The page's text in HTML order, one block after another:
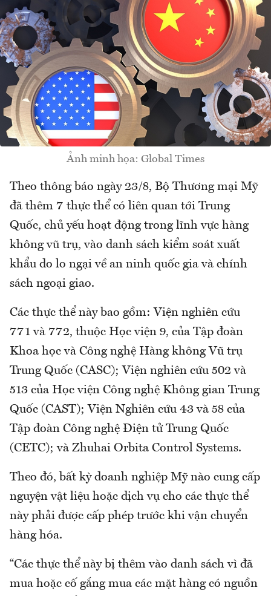
Ảnh minh họa: Global Times
Theo thông báo ngày 23/8, Bộ Thương mại Mỹ
đã thêm 7 thực thể có liên quan tới Trung
Quốc, chủ yếu hoạt động trong lĩnh vực hàng
không vũ trụ, vào danh sách kiểm soát xuất
khẩu do lo ngại về an ninh quốc gia và chính
sách ngoại giao.
Các thực thể này bao gồm: Viện nghiên cứu
771 và 772, thuộc Học viện 9, của Tập đoàn
Khoa học và Công nghệ Hàng không Vũ trụ
Trung Quốc (CASC); Viện nghiên cứu 502 và
513 của Học viện Công nghệ Không gian Trung
Quốc (CAST); Viện Nghiên cứu 43 và 58 của
Tập đoàn Công nghệ Điện tử Trung Quốc
(CETC); và Zhuhai Orbita Control Systems.
Theo đó, bất kỳ doanh nghiệp Mỹ nào cung cấp
nguyện vật liệu hoặc dịch vụ cho các thực thể
này phải được cấp phép trước khi vận chuyển
hàng hóa.
“Các thực thể này bị thêm vào danh sách vì đã
mua hoặc cố gắng mua các mặt hàng có nguồn